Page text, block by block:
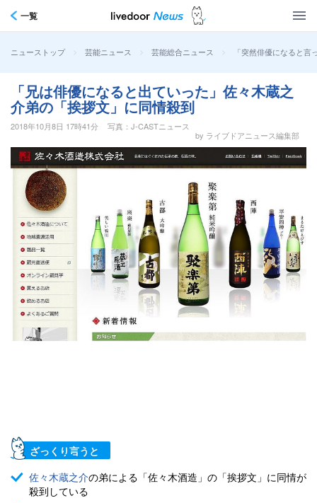
一覧
ニューストップ > 芸能ニュース > 芸能総合ニュース > 「突然俳優になると
「兄は俳優になると出ていった」佐々木蔵之
介弟の「挨拶文」に同情殺到
2018年10月8日 17時41分
写真：J-CASTニュース
by ライブドアニュース編集部
ざっくり言うと
佐々木蔵之介の弟による「佐々木酒造」の「挨拶文」に同情が
殺到している